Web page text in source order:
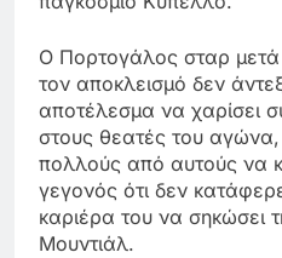
Ο Πορτογάλος σταρ μετά
τον αποκλεισμό δεν
αποτέλεσμα να χαρίσει
στους θεατές του αγώνα,
πολλούς από αυτούς να
γεγονός ότι δεν
καριέρα του να σηκώσει
Μουντιάλ.